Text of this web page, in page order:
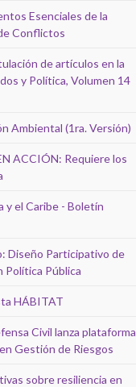
Esenciales de la
Conflictos
de artículos en la
y Política, Volumen 14
Ambiental (1ra. Versión)
ACCIÓN: Requiere los
y el Caribe - Boletín
Diseño Participativo de
Política Pública
HÁBITAT
Civil lanza plataforma
Gestión de Riesgos
sobre resiliencia en